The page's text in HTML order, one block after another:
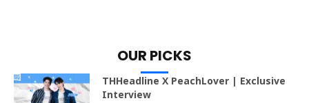
OUR PICKS
THHeadline X PeachLover | Exclusive
Interview